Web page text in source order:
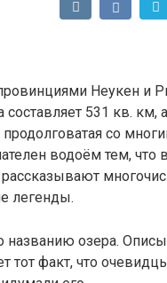
Неукен и
531 кв. км, а
со
водоём тем, что
легенды.
названию озера.
тот факт, что